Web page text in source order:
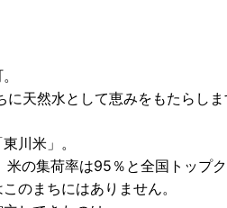
天然水として恵みをもたらしま
川米」。
の集荷率は95％と全国トップク
のまちにはありません。